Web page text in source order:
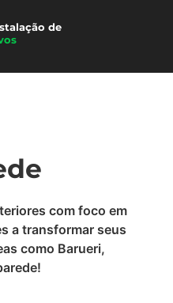
de
a transformar seus
como Barueri,